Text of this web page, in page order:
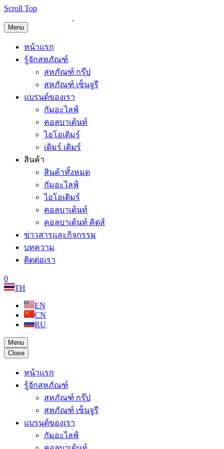
Scroll Top
Menu
หน้าแรก
รู้จักสหภัณฑ์
สหภัณฑ์ กรุ๊ป
สหภัณฑ์ เซ็นจูรี
แบรนด์ของเรา
กัมอะไลฟ์
คอลบาเด้นท์
ไอโอเดิมร์
เดิมร์ เดิมร์
สินค้า
สินค้าทั้งหมด
กัมอะไลฟ์
ไอโอเดิมร์
คอลบาเด้นท์
คอลบาเด้นท์ คิดส์
ข่าวสารและกิจกรรม
บทความ
ติดต่อเรา
0
TH
EN
CN
RU
Menu
Close
หน้าแรก
รู้จักสหภัณฑ์
สหภัณฑ์ กรุ๊ป
สหภัณฑ์ เซ็นจูรี
แบรนด์ของเรา
กัมอะไลฟ์